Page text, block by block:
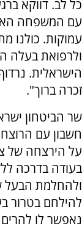
כל לב. דווקא
עם המשפחה
עמוקות. כולנו
ולרפואת בעלה
הישראלית.
זכרה ברוך".
שר הביטחון
חשבון עם
על הירצחה של
בעודה בדרכה
ולהחלמת הבעל
להילחם בטרור
נאפשר לו